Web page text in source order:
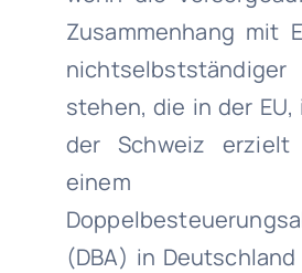
Zusammenhang mit
stehen, die in der EU,
der Schweiz erzielt
einem
(DBA) in